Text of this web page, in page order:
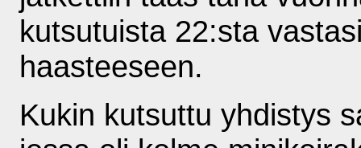
kutsutuista 22:sta
haasteeseen.
Kukin kutsuttu yhdistys